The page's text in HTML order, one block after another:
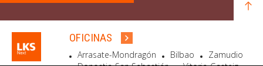
OFICINAS
Arrasate-Mondragón Bilbao
Zamudio